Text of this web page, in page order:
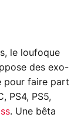
le loufoque
des exo-
pour faire part
PS4, PS5,
. Une bêta